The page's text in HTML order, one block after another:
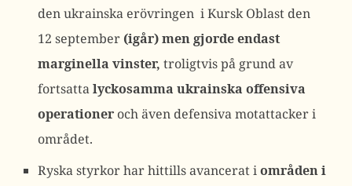
den ukrainska erövringen i Kursk Oblast den
12 september (igår) men gjorde endast
marginella vinster, troligtvis på grund av
fortsattalyckosamma ukrainska offensiva
operationer och även defensiva motattacker i
området.
Ryska styrkor har hittills avancerat iområden i